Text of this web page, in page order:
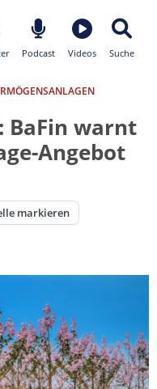
Podcast Videos Suche
BaFin warnt
Angebot
markieren